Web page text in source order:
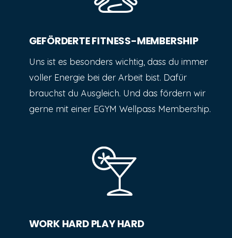
GEFÖRDERTE FITNESS-MEMBERSHIP
Uns ist es besonders wichtig, dass du immer
voller Energie bei der Arbeit bist. Dafür
brauchst du Ausgleich. Und das fördern wir
gerne mit einer EGYM Wellpass Membership.
WORK HARD PLAY HARD